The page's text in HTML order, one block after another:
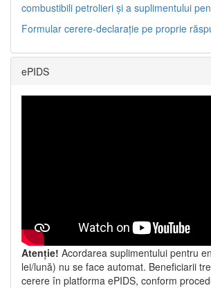
combustibili petrolieri și a suplimentului
Formular cerere-declarație pe proprie
ePIDS
Atenție! Acordarea suplimentului pentru
lei/lună) nu se face automat. Beneficiarii
cerere în platforma ePIDS, conform